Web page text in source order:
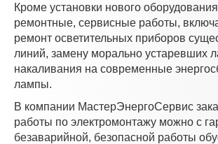
Кроме установки нового
ремонтные, сервисные работы,
ремонт осветительных приборов
линий, замену морально устаревших
накаливания на современные
лампы.
В компании МастерЭнергоСервис
работы по электромонтажу можно с
безаварийной, безопасной работы